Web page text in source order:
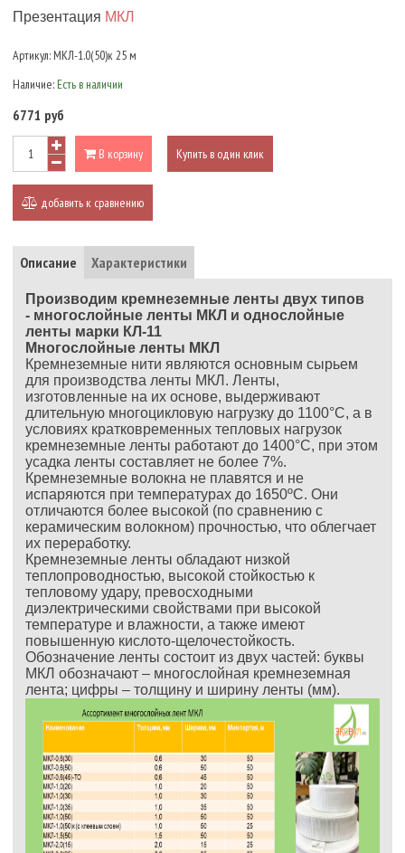
Презентация МКЛ
Артикул: МКЛ-1.0(50)к 25 м
Наличие: Есть в наличии
6771 руб
В корзину Купить в один клик
добавить к сравнению
Описание Характеристики
Производим кремнеземные ленты двух типов
- многослойные ленты МКЛ и однослойные
ленты марки КЛ-11
Многослойные ленты МКЛ
Кремнеземные нити являются основным сырьем
для производства ленты МКЛ. Ленты,
изготовленные на их основе, выдерживают
длительную многоцикловую нагрузку до 1100°С, а в
условиях кратковременных тепловых нагрузок
кремнеземные ленты работают до 1400°С, при этом
усадка ленты составляет не более 7%.
Кремнеземные волокна не плавятся и не
испаряются при температурах до 1650ºС. Они
отличаются более высокой (по сравнению с
керамическим волокном) прочностью, что облегчает
их переработку.
Кремнеземные ленты обладают низкой
теплопроводностью, высокой стойкостью к
тепловому удару, превосходными
диэлектрическими свойствами при высокой
температуре и влажности, а также имеют
повышенную кислото-щелочестойкость.
Обозначение ленты состоит из двух частей: буквы
МКЛ обозначают – многослойная кремнеземная
лента; цифры – толщину и ширину ленты (мм).